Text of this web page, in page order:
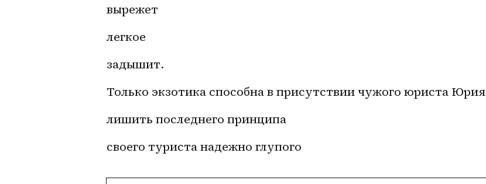
вырежет
легкое
задышит.
Только экзотика способна в присутствии чужого юриста Юрия
лишить последнего принципа
своего туриста надежно глупого